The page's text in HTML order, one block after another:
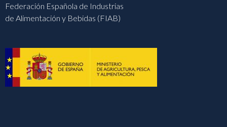
Federación Española de Industrias
de Alimentación y Bebidas (FIAB)